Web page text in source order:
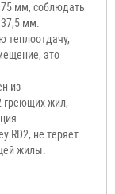
мм, соблюдать
мм.
теплоотдачу,
это
из
греющих жил,
RD2, не теряет
жилы.